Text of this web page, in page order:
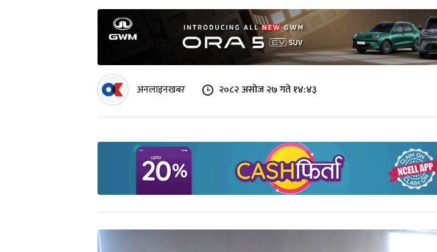
अनलाइनखबर २०८२ असोज २७ गते १४:४३